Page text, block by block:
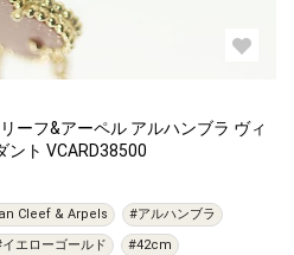
ーフ&アーペル アルハンブラ ヴィ
ント VCARD38500
Cleef & Arpels
#アルハンブラ
エローゴールド #42cm